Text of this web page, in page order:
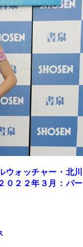
ォッチャー・北川
０２２年３月：パー